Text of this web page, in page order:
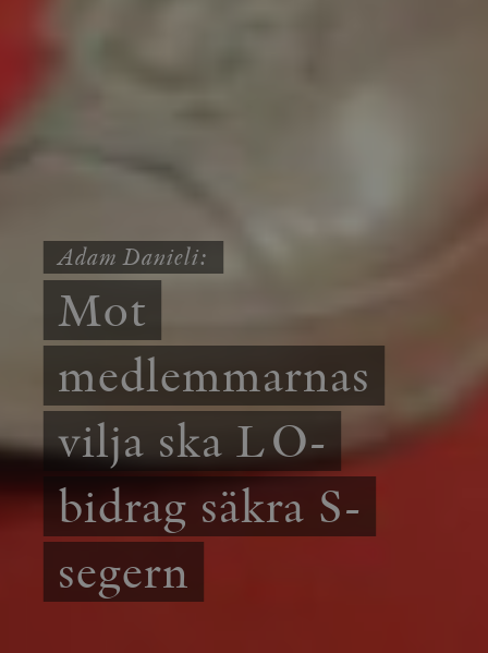
Adam Danieli:
Mot
medlemmarnas
vilja ska LO-
bidrag säkra S-
segern